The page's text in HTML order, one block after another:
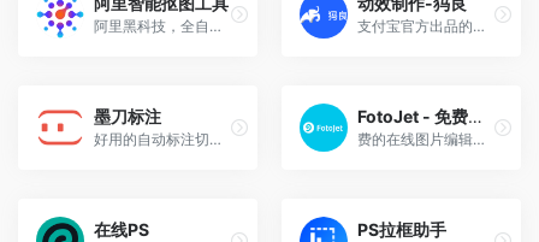
阿里黑科技，全自动高精度抠图，支持快速交互调整，擅长处理人物和电商商品。 支付宝官方出品的超好用的动效制作平台，让动效更简单！犸良作为一站式动效制作平台，通过海量的动效素材以及可视化编辑能力，帮助零基础的用户轻松完成动效制作。
墨刀标注
好用的自动标注切图，快速交互设计神器
FotoJet - 免费的在线拼图软件
费的在线图片编辑器，拼图软件和平面设计软件。你可以用它轻松地编辑照片，创作拼图和设计图片。
在线PS PS拉框助手